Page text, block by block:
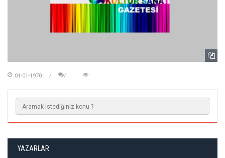
01-01-1970
YAZARLAR